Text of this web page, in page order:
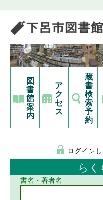
図
書
館
案
内
ア
ク
セ
ス
蔵
書
検
索
予
約
ログイン
らく
書名・著者名